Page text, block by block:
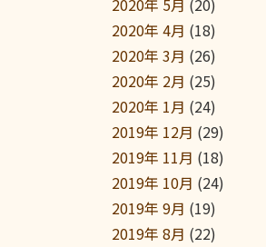
2020年 5月 (20)
2020年 4月 (18)
2020年 3月 (26)
2020年 2月 (25)
2020年 1月 (24)
2019年 12月 (29)
2019年 11月 (18)
2019年 10月 (24)
2019年 9月 (19)
2019年 8月 (22)